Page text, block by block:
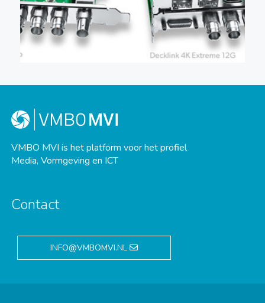
VMBO MVI is het platform voor het profiel
Media, Vormgeving en ICT
Contact
INFO@VMBOMVI.NL